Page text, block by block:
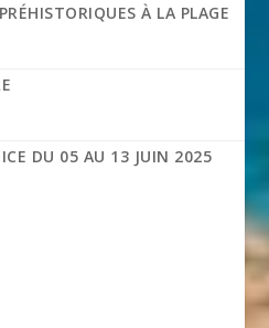
À LA PLAGE
DU 05 AU 13 JUIN 2025